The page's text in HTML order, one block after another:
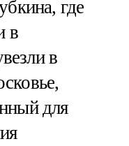
где
в
в
для